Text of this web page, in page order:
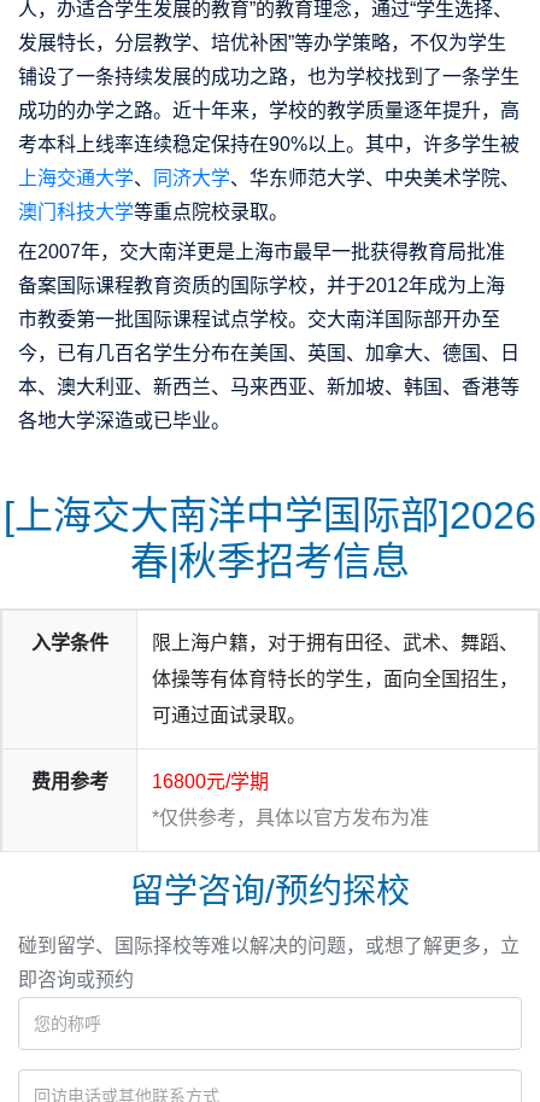
人，办适合学生发展的教育”的教育理念，通过“学生选择、
发展特长，分层教学、培优补困”等办学策略，不仅为学生
铺设了一条持续发展的成功之路，也为学校找到了一条学生
成功的办学之路。近十年来，学校的教学质量逐年提升，高
考本科上线率连续稳定保持在90%以上。其中，许多学生被
上海交通大学、 同济大学、华东师范大学、中央美术学院、
澳门科技大学等重点院校录取。
在2007年，交⼤南洋更是上海市最早⼀批获得教育局批准
备案国际课程教育资质的国际学校，并于2012年成为上海
市教委第⼀批国际课程试点学校。交⼤南洋国际部开办⾄
今，已有⼏百名学⽣分布在美国、英国、加拿⼤、德国、⽇
本、澳⼤利亚、新西兰、⻢来西亚、新加坡、韩国、⾹港等
各地⼤学深造或已毕业。
[上海交大南洋中学国际部]2026
春|秋季招考信息
入学条件
限上海户籍，对于拥有田径、武术、舞蹈、
体操等有体育特长的学生，面向全国招生，
可通过面试录取。
费用参考
16800元/学期
*仅供参考，具体以官方发布为准
留学咨询/预约探校
碰到留学、国际择校等难以解决的问题，或想了解更多，立
即咨询或预约